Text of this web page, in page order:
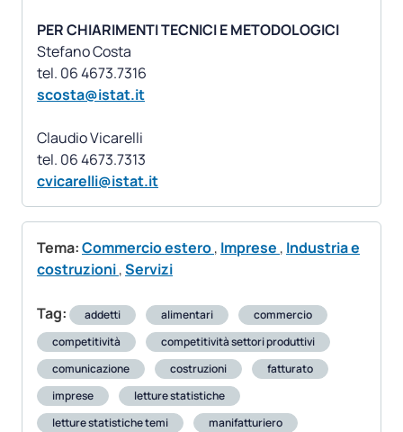
PER CHIARIMENTI TECNICI E METODOLOGICI
Stefano Costa
scosta@istat.it
Claudio Vicarelli
cvicarelli@istat.it
Tema:Commercio estero, Imprese , Industria e
costruzioni,Servizi
Tag: addetti alimentari
commercio
competitività
competitività settori produttivi
comunicazione
costruzioni
fatturato
imprese
letture statistiche
letture statistiche temi
manifatturiero